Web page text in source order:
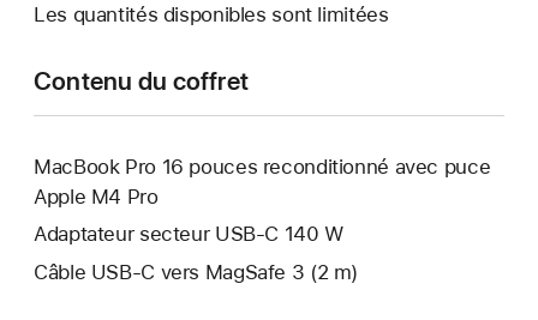
Les quantités disponibles sont limitées
Contenu du coffret
MacBook Pro 16 pouces reconditionné avec puce
Apple M4 Pro
Adaptateur secteur USB-C 140 W
Câble USB-C vers MagSafe 3 (2 m)